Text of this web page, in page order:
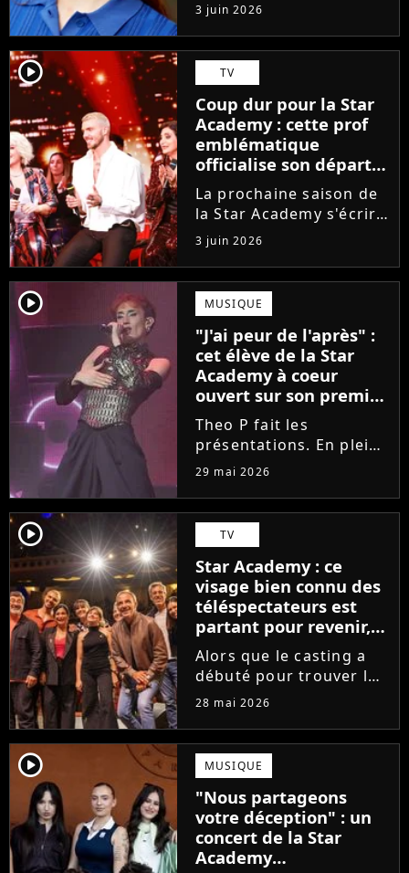
l'arrivée pour l'automne
de son premier album
Guérir. En parallèle, la
chanteuse et
comédienne rejoindra
Laura Felpin, Harpo...
3 juin 2026
player2 TV
Coup dur pour la Star
Academy : cette prof
emblématique
officialise son départ,
"Ça devenait assez
compliqué"
La prochaine saison de
la Star Academy s'écrira
avec une nouvelle
recrue dans ses rangs.
Coach d'expression
scénique de l'émission,
Marlène Schaff ne
rempilera pas à la table
des professeurs...
3 juin 2026
player2 MUSIQUE
"J'ai peur de l'après" :
cet élève de la Star
Academy à coeur
ouvert sur son premier
single intime
Theo P fait les
présentations. En pleine
tournée, l'élève de la
son tout premier single.
Avec Garçon solide, le
chanteur livre une
facette plus fragile de
sa personnalité....
29 mai 2026
player2 TV
Star Academy : ce
visage bien connu des
téléspectateurs est
partant pour revenir,
sauf que la place est
déjà prise
Alors que le casting a
débuté pour trouver les
prochains Pierre
Ambre, une professeure
emblématique de la Star
Academy se positionne
pour enseigner le chant
aux...
28 mai 2026
player2 MUSIQUE
"Nous partageons
votre déception" : un
concert de la Star
Academy